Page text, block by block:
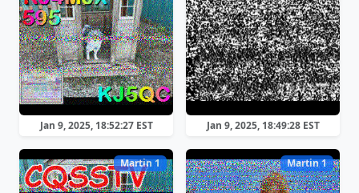
Jan 9, 2025, 18:52:27 EST Jan 9, 2025, 18:49:28 EST
Martin 1 Martin 1